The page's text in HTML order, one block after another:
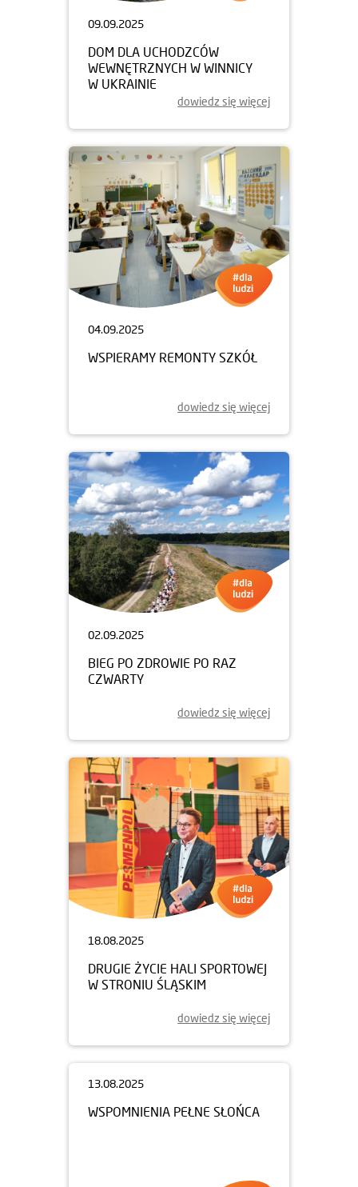
09.09.2025
DOM DLA UCHODZCÓW
WEWNĘTRZNYCH W WINNICY
W UKRAINIE
dowiedz się więcej
04.09.2025
WSPIERAMY REMONTY SZKÓŁ
dowiedz się więcej
02.09.2025
BIEG PO ZDROWIE PO RAZ
CZWARTY
dowiedz się więcej
18.08.2025
DRUGIE ŻYCIE HALI SPORTOWEJ
W STRONIU ŚLĄSKIM
dowiedz się więcej
13.08.2025
WSPOMNIENIA PEŁNE SŁOŃCA